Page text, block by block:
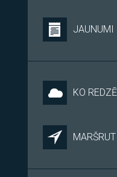
JAUNUMI
KO